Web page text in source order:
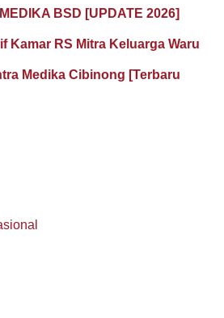
BSD [UPDATE 2026]
Kamar RS Mitra Keluarga Waru
Medika Cibinong [Terbaru